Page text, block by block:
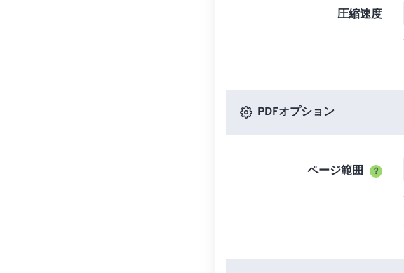
圧縮速度
PDFオプション
ページ範囲 ?